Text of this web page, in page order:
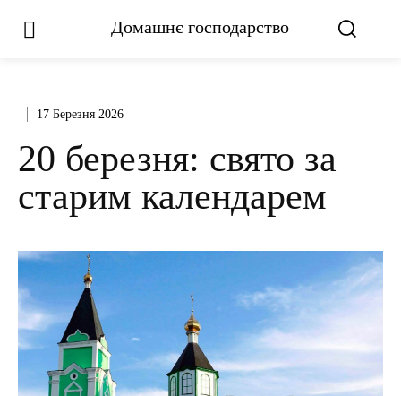
Домашнє господарство
17 Березня 2026
20 березня: свято за
старим календарем